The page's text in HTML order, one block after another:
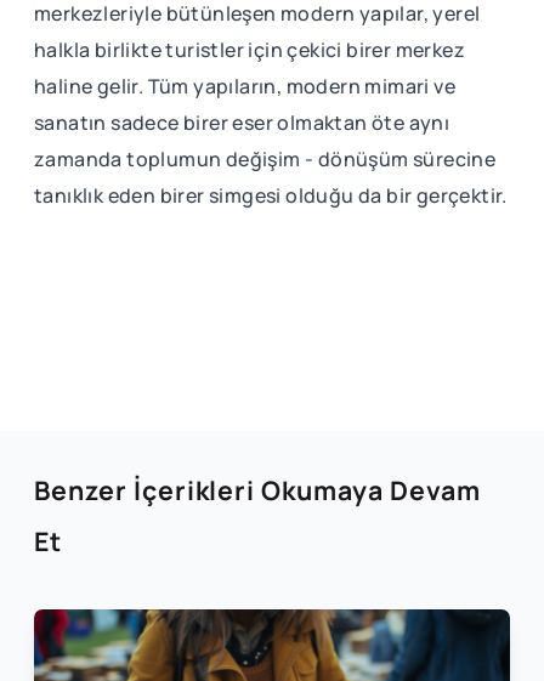
merkezleriyle bütünleşen modern yapılar, yerel
halkla birlikte turistler için çekici birer merkez
haline gelir. Tüm yapıların, modern mimari ve
sanatın sadece birer eser olmaktan öte aynı
zamanda toplumun değişim - dönüşüm sürecine
tanıklık eden birer simgesi olduğu da bir gerçektir.
Benzer İçerikleri Okumaya Devam
Et